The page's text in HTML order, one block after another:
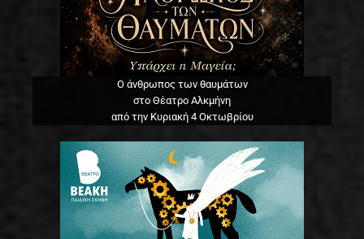
Ο άνθρωπος των θαυμάτων
στο Θέατρο Αλκμήνη
από την Κυριακή 4 Οκτωβρίου